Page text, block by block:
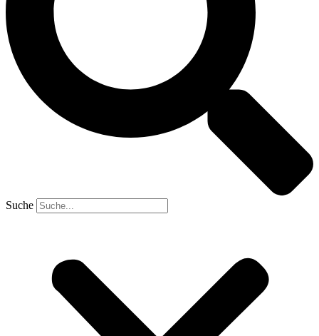
Suche